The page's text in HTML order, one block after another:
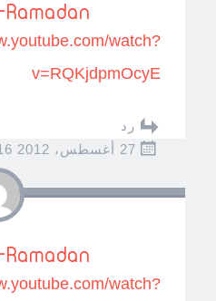
Ramadan
watch?
v=RQKjdpmOcyE
رد
27 أغسطس، 2012 AT 12:16
Ramadan
watch?